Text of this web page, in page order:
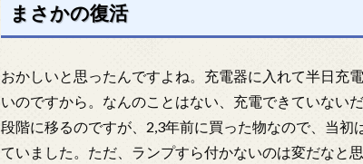
まさかの復活
おかしいと思ったんですよね。充電器に入れて半日充
いのですから。なんのことはない、充電できていない
段階に移るのですが、2,3年前に買った物なので、当
ていました。ただ、ランプすら付かないのは変だなと